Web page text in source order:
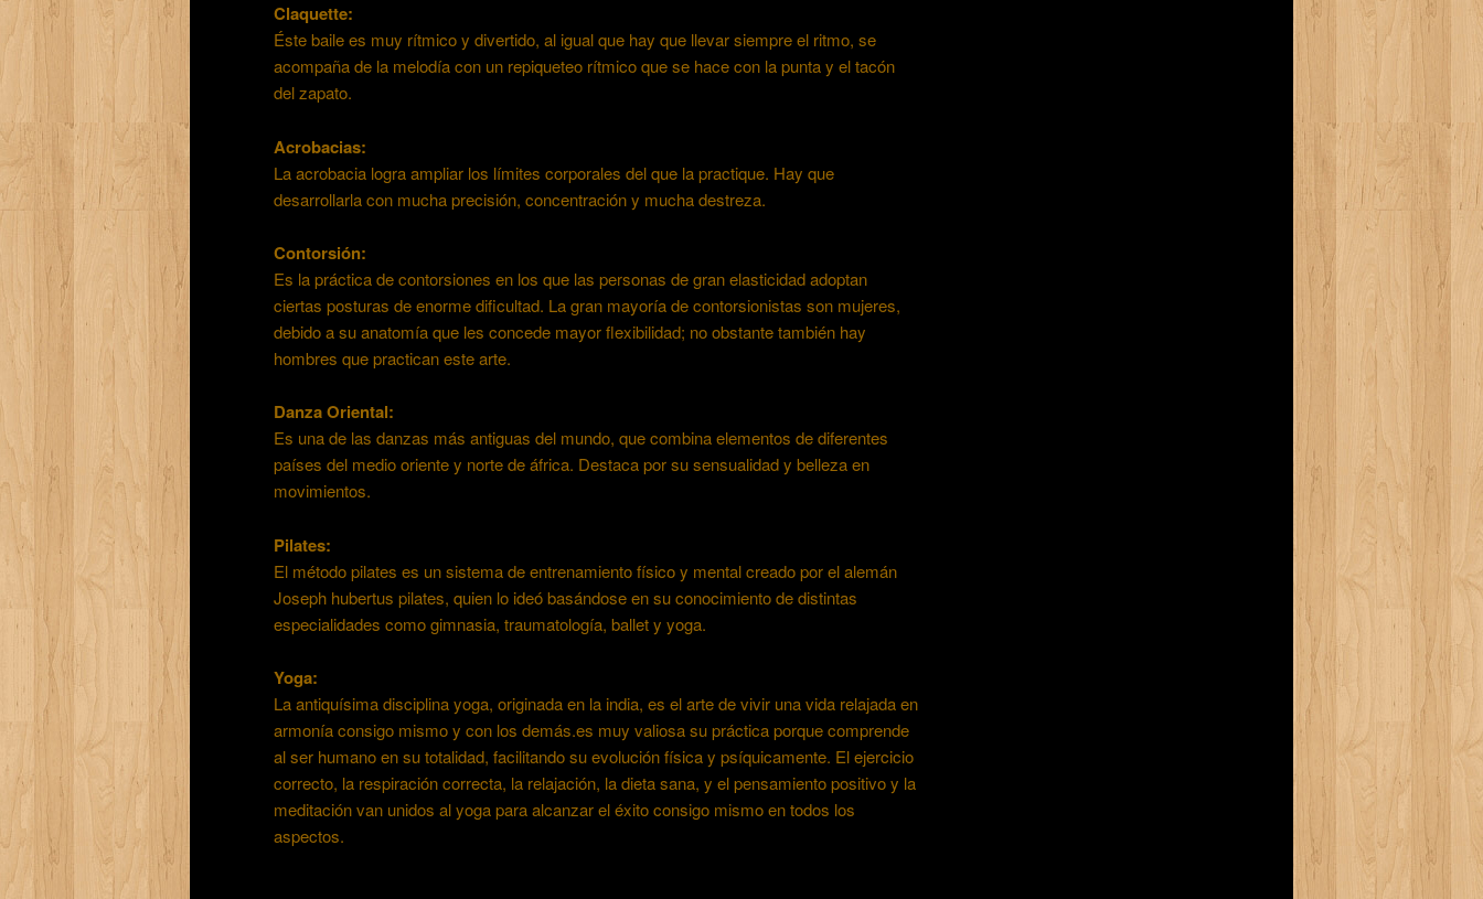
Claquette:
Éste baile es muy rítmico y divertido, al igual que hay que llevar siempre el ritmo, se
acompaña de la melodía con un repiqueteo rítmico que se hace con la punta y el tacón
del zapato.
Acrobacias:
La acrobacia logra ampliar los límites corporales del que la practique. Hay que
desarrollarla con mucha precisión, concentración y mucha destreza.
Contorsión:
Es la práctica de contorsiones en los que las personas de gran elasticidad adoptan
ciertas posturas de enorme dificultad. La gran mayoría de contorsionistas son mujeres,
debido a su anatomía que les concede mayor flexibilidad; no obstante también hay
hombres que practican este arte.
Danza Oriental:
Es una de las danzas más antiguas del mundo, que combina elementos de diferentes
países del medio oriente y norte de áfrica. Destaca por su sensualidad y belleza en
movimientos.
Pilates:
El método pilates es un sistema de entrenamiento físico y mental creado por el alemán
Joseph hubertus pilates, quien lo ideó basándose en su conocimiento de distintas
especialidades como gimnasia, traumatología, ballet y yoga.
Yoga:
La antiquísima disciplina yoga, originada en la india, es el arte de vivir una vida relajada en
armonía consigo mismo y con los demás.es muy valiosa su práctica porque comprende
al ser humano en su totalidad, facilitando su evolución física y psíquicamente. El ejercicio
correcto, la respiración correcta, la relajación, la dieta sana, y el pensamiento positivo y la
meditación van unidos al yoga para alcanzar el éxito consigo mismo en todos los
aspectos.